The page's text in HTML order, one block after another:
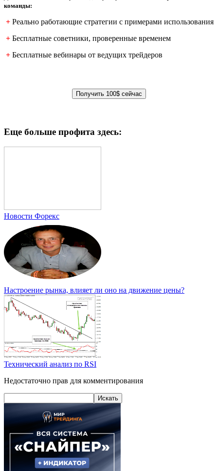
команды:
+ Реально работающие стратегии с примерами использования
+ Бесплатные советники, проверенные временем
+ Бесплатные вебинары от ведущих трейдеров
Еще больше профита здесь:
Новости Форекс
Настроение рынка, влияет ли оно на движение цены?
Технический анализ по RSI
Недостаточно прав для комментирования